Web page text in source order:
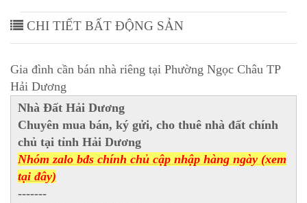
CHI TIẾT BẤT ĐỘNG SẢN
Gia đình cần bán nhà riêng tại Phường Ngọc Châu TP
Hải Dương
Nhà Đất Hải Dương
Chuyên mua bán, ký gửi, cho thuê nhà đất chính
chủ tại tỉnh Hải Dương
Nhóm zalo bđs chính chủ cập nhập hàng ngày (xem
tại đây)
-------